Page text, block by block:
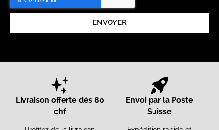
ENVOYER
Livraison offerte dès 80
chf
Envoi par la Poste
Suisse